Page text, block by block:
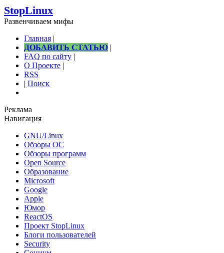
StopLinux
Развенчиваем мифы
Главная |
ДОБАВИТЬ СТАТЬЮ |
FAQ по сайту |
О Проекте |
RSS
| Поиск
Реклама
Навигация
GNU/Linux
Обзоры ОС
Обзоры программ
Open Source
Образование
Microsoft
Google
Apple
Юмор
ReactOS
Проект StopLinux
Блоги пользователей
Security